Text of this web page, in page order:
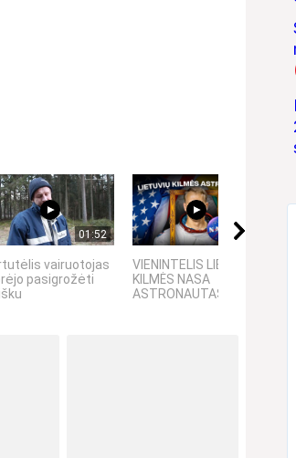
01:52
vairuotojas
pasigrožėti
08:40
VIENINTELIS LIETUVIŲ
KILMĖS NASA
ASTRONAUTAS